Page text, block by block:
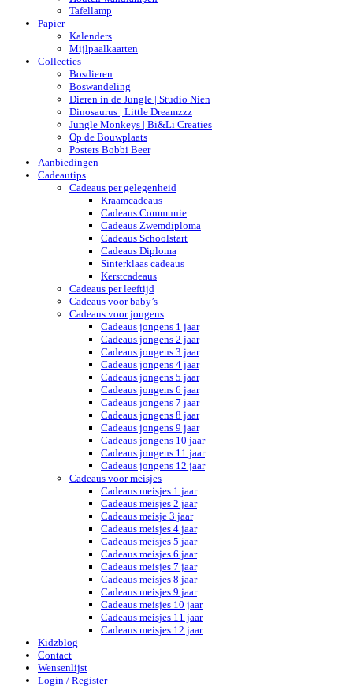
Tafellamp
Papier
Kalenders
Mijlpaalkaarten
Collecties
Bosdieren
Boswandeling
Dieren in de Jungle | Studio Nien
Dinosaurus | Little Dreamzzz
Jungle Monkeys | Bi&Li Creaties
Op de Bouwplaats
Posters Bobbi Beer
Aanbiedingen
Cadeautips
Cadeaus per gelegenheid
Kraamcadeaus
Cadeaus Communie
Cadeaus Zwemdiploma
Cadeaus Schoolstart
Cadeaus Diploma
Sinterklaas cadeaus
Kerstcadeaus
Cadeaus per leeftijd
Cadeaus voor baby’s
Cadeaus voor jongens
Cadeaus jongens 1 jaar
Cadeaus jongens 2 jaar
Cadeaus jongens 3 jaar
Cadeaus jongens 4 jaar
Cadeaus jongens 5 jaar
Cadeaus jongens 6 jaar
Cadeaus jongens 7 jaar
Cadeaus jongens 8 jaar
Cadeaus jongens 9 jaar
Cadeaus jongens 10 jaar
Cadeaus jongens 11 jaar
Cadeaus jongens 12 jaar
Cadeaus voor meisjes
Cadeaus meisjes 1 jaar
Cadeaus meisjes 2 jaar
Cadeaus meisje 3 jaar
Cadeaus meisjes 4 jaar
Cadeaus meisjes 5 jaar
Cadeaus meisjes 6 jaar
Cadeaus meisjes 7 jaar
Cadeaus meisjes 8 jaar
Cadeaus meisjes 9 jaar
Cadeaus meisjes 10 jaar
Cadeaus meisjes 11 jaar
Cadeaus meisjes 12 jaar
Kidzblog
Contact
Wensenlijst
Login / Register